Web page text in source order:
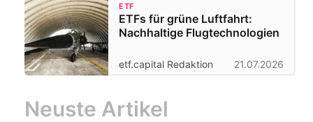
ETF
ETFs für grüne Luftfahrt:
Nachhaltige Flugtechnologien
etf.capital Redaktion 21.07.2026
Neuste Artikel